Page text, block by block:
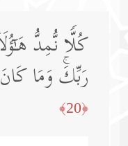
كُلࣰّا نُّمِدُّ
رَبِّكَۚ وَمَا
﴿20﴾